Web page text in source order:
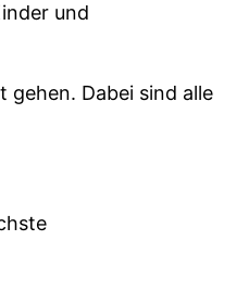
und
gehen. Dabei sind alle